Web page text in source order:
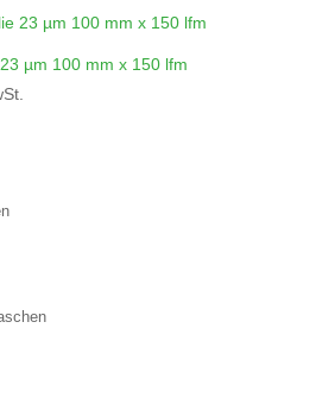
µm 100 mm x 150 lfm